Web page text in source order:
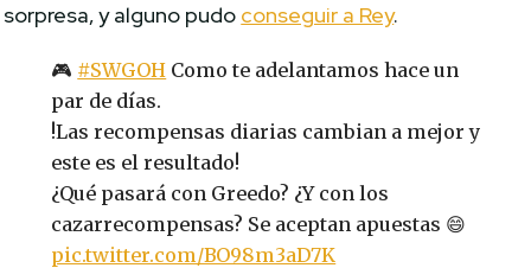
sorpresa, y alguno pudo conseguir a Rey.
🎮 #SWGOH Como te adelantamos hace un
par de días.
!Las recompensas diarias cambian a mejor y
este es el resultado!
¿Qué pasará con Greedo? ¿Y con los
cazarrecompensas? Se aceptan apuestas 😄
pic.twitter.com/BO98m3aD7K